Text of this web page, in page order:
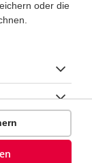
oder die